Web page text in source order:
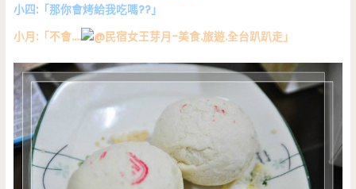
小四:「那你會烤給我吃嗎??」
小月:「不會….
」